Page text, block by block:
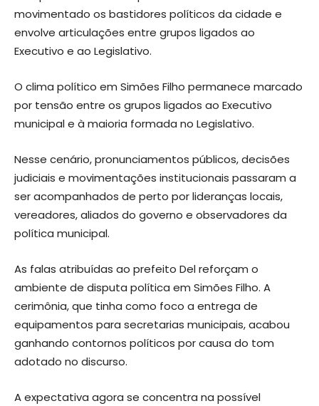
movimentado os bastidores políticos da cidade e
envolve articulações entre grupos ligados ao
Executivo e ao Legislativo.
O clima político em Simões Filho permanece marcado
por tensão entre os grupos ligados ao Executivo
municipal e à maioria formada no Legislativo.
Nesse cenário, pronunciamentos públicos, decisões
judiciais e movimentações institucionais passaram a
ser acompanhados de perto por lideranças locais,
vereadores, aliados do governo e observadores da
política municipal.
As falas atribuídas ao prefeito Del reforçam o
ambiente de disputa política em Simões Filho. A
cerimônia, que tinha como foco a entrega de
equipamentos para secretarias municipais, acabou
ganhando contornos políticos por causa do tom
adotado no discurso.
A expectativa agora se concentra na possível